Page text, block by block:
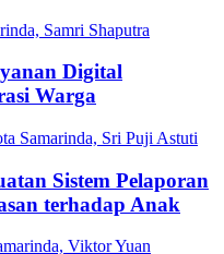
Digital
Warga
Sistem Pelaporan
terhadap Anak